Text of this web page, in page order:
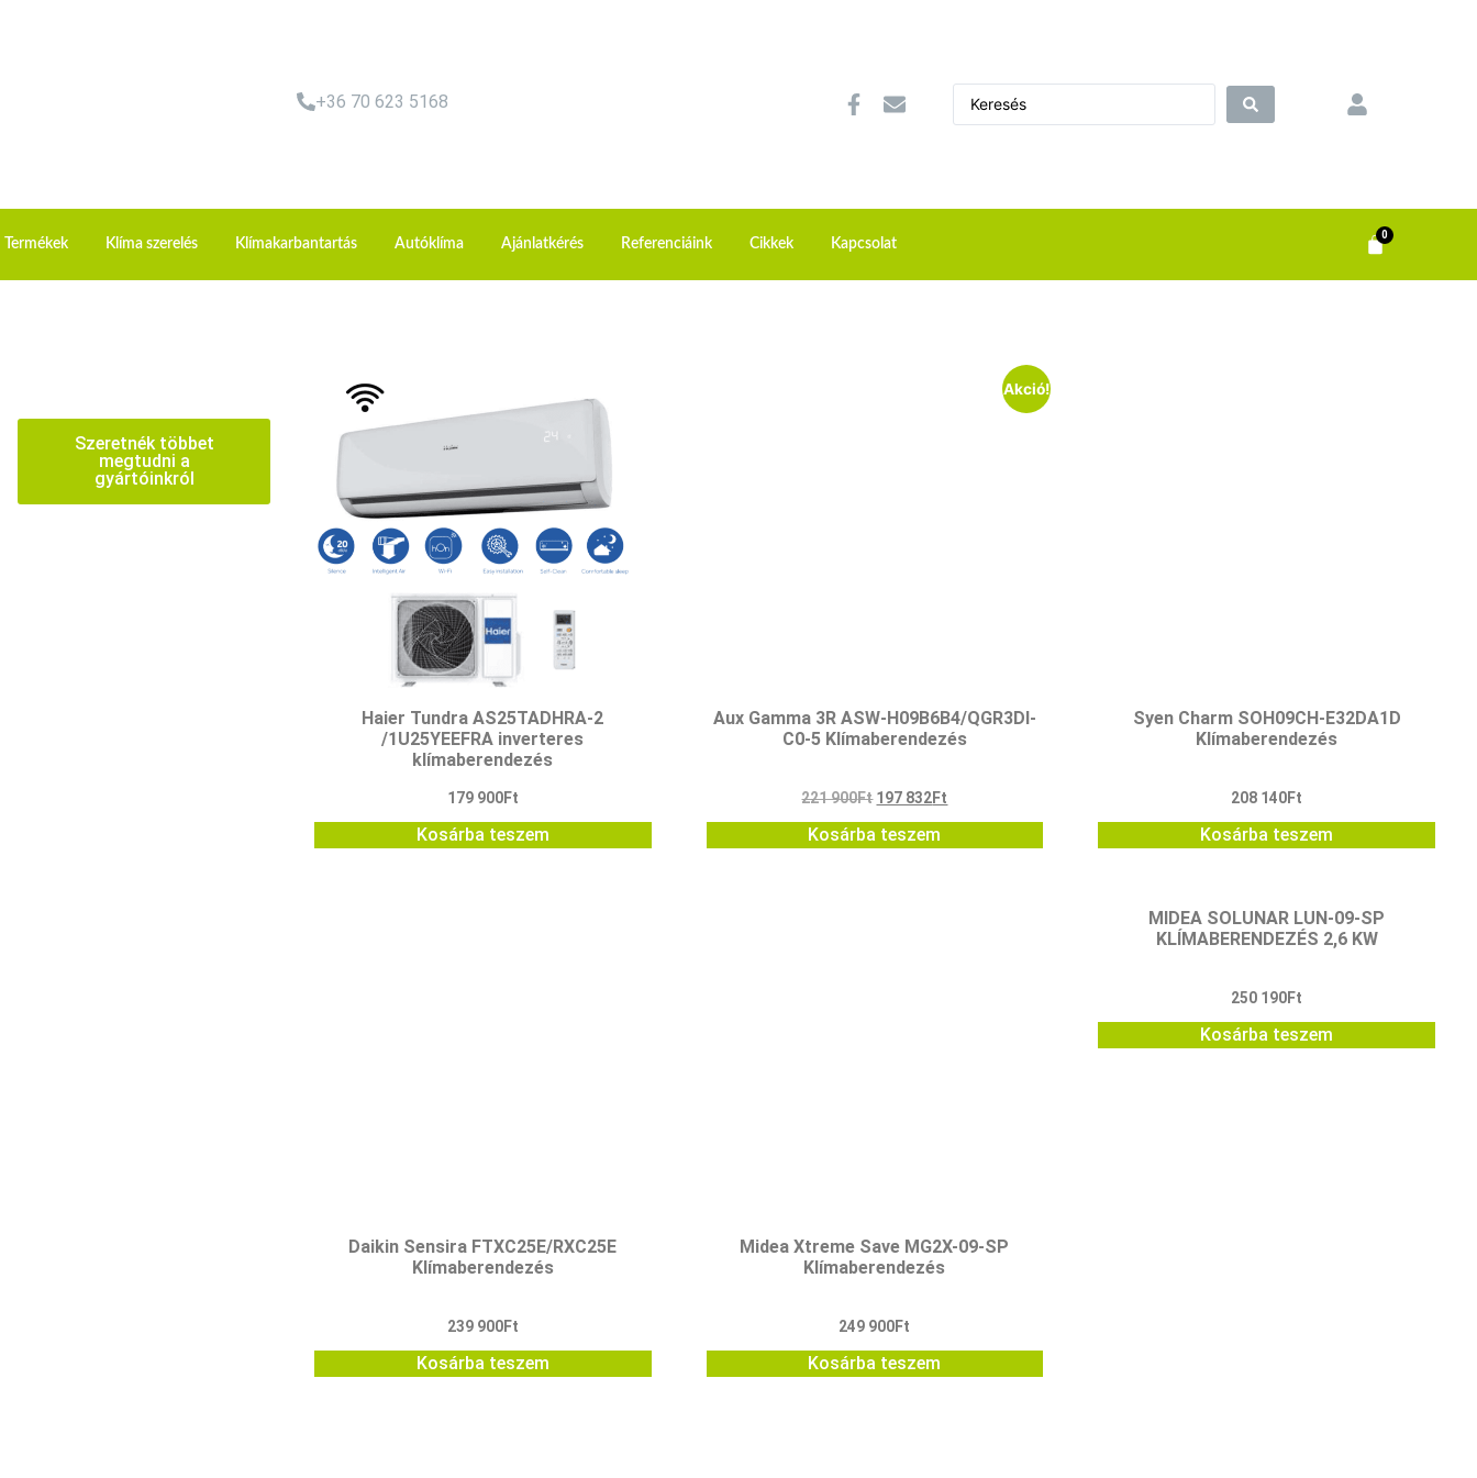
+36 70 623 5168
Termékek Klíma szerelés Klímakarbantartás Autóklíma Ajánlatkérés Referenciáink Cikkek Kapcsolat
0
Szeretnék többet
megtudni a
gyártóinkról
Haier Tundra AS25TADHRA-2
/1U25YEEFRA inverteres
klímaberendezés
179 900Ft
Kosárba teszem
Akció!
Aux Gamma 3R ASW-H09B6B4/QGR3DI-
C0-5 Klímaberendezés
221 900Ft 197 832Ft
Kosárba teszem
Syen Charm SOH09CH-E32DA1D
Klímaberendezés
208 140Ft
Kosárba teszem
Daikin Sensira FTXC25E/RXC25E
Klímaberendezés
239 900Ft
Kosárba teszem
Midea Xtreme Save MG2X-09-SP
Klímaberendezés
249 900Ft
Kosárba teszem
MIDEA SOLUNAR LUN-09-SP
KLÍMABERENDEZÉS 2,6 KW
250 190Ft
Kosárba teszem